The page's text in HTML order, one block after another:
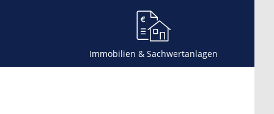
Immobilien & Sachwertanlagen